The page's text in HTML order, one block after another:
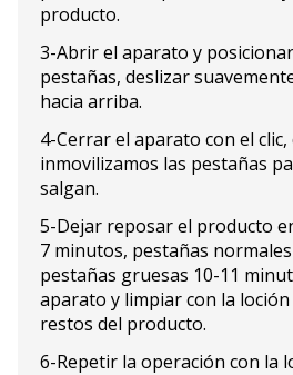
producto.
3-Abrir el aparato y
pestañas, deslizar
hacia arriba.
4-Cerrar el aparato con el
inmovilizamos las pestañas
salgan.
5-Dejar reposar el producto
7 minutos, pestañas
pestañas gruesas 10-11
aparato y limpiar con la
restos del producto.
6-Repetir la operación con la